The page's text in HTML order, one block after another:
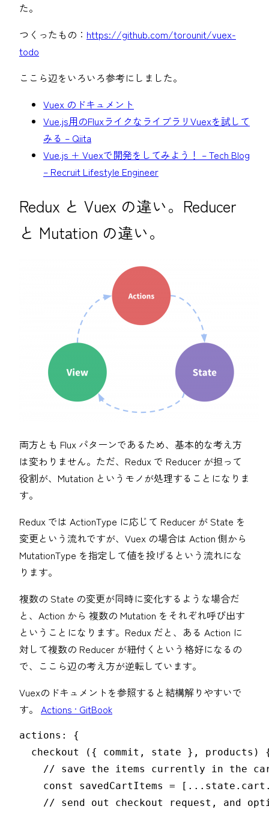
た。
つくったもの： https://github.com/torounit/vuex-
todo
ここら辺をいろいろ参考にしました。
Vuex のドキュメント
Vue.js用のFluxライクなライブラリVuexを試して
みる – Qiita
Vue.js + Vuexで開発をしてみよう！ – Tech Blog
– Recruit Lifestyle Engineer
Redux と Vuex の違い。Reducer
と Mutation の違い。
両方とも Flux パターンであるため、基本的な考え方
は変わりません。ただ、Redux で Reducer が担って
役割が、Mutation というモノが処理することになりま
す。
Redux では ActionType に応じて Reducer が State を
変更という流れですが、Vuex の場合は Action 側から
MutationType を指定して値を投げるという流れにな
ります。
複数の State の変更が同時に変化するような場合だ
と、Action から 複数の Mutation をそれぞれ呼び出す
ということになります。Redux だと、ある Action に
対して複数の Reducer が紐付くという格好になるの
で、ここら辺の考え方が逆転しています。
Vuexのドキュメントを参照すると結構解りやすいで
す。 Actions · GitBook
actions: {
checkout ({ commit, state }, products)
// save the items currently in the
const savedCartItems =
// send out checkout request, and